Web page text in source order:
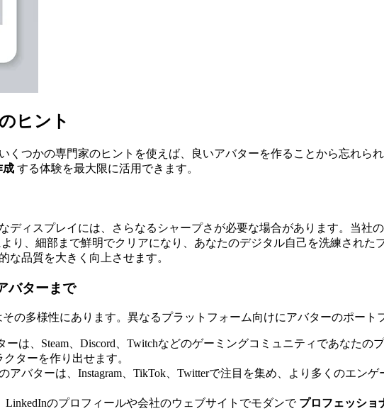
ヒント
つかの専門家のヒントを使えば、良いアバターを作ることから忘れら
成 する体験を最大限に活用できます。
ィスプレイには、さらなるシャープさが必要な場合があります。当社の
り、細部まで鮮明でクリアになり、あなたのデジタル自己を洗練された
な品質を大きく向上させます。
バターまで
の多様性にあります。異なるプラットフォーム向けにアバターのポート
は、Steam、Discord、Twitchなどのゲーミングコミュニティであなたの
ターを作り出せます。
アバターは、Instagram、TikTok、Twitterで注目を集め、より多くのエン
のプロフィールや会社のウェブサイトでモダンで プロフェッショ